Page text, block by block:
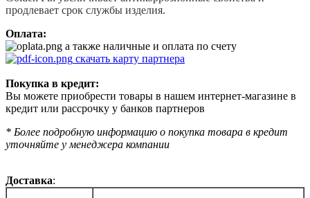
продлевает срок службы изделия.
Оплата:
а также наличные и оплата по счету
скачать карту партнера
Покупка в кредит:
Вы можете приобрести товары в нашем интернет-магазине в
кредит или рассрочку у банков партнеров
* Более подробную информацию о покупка товара в кредит
уточняйте у менеджера компании
Доставка: